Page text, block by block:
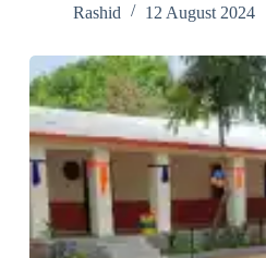
Rashid
12 August 2024